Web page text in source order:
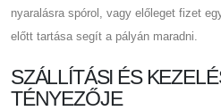
nyaralásra spórol, vagy előleget fizet
előtt tartása segít a pályán maradni.
SZÁLLÍTÁSI ÉS
TÉNYEZŐJE